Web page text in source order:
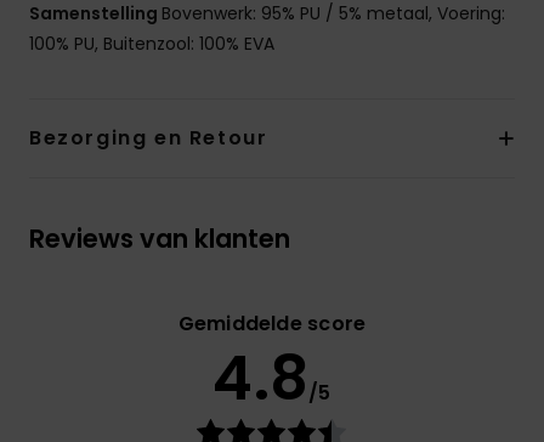
Samenstelling Bovenwerk: 95% PU / 5% metaal, Voering:
100% PU, Buitenzool: 100% EVA
Bezorging en Retour
Reviews van klanten
Gemiddelde score
4.8/5